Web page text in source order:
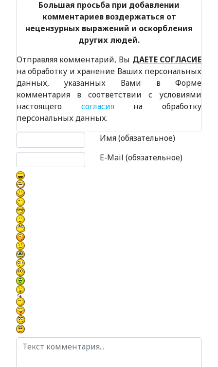
Большая просьба при добавлении
комментариев воздержаться от
нецензурных выражений и оскорбления
других людей.
Отправляя комментарий, Вы ДАЕТЕ СОГЛАСИЕ
на обработку и хранение Ваших персональных
данных, указанных Вами в Форме
комментария в соответствии с условиями
настоящего согласияна обработку
персональных данных.
Имя (обязательное)
E-Mail (обязательное)
Текст комментария